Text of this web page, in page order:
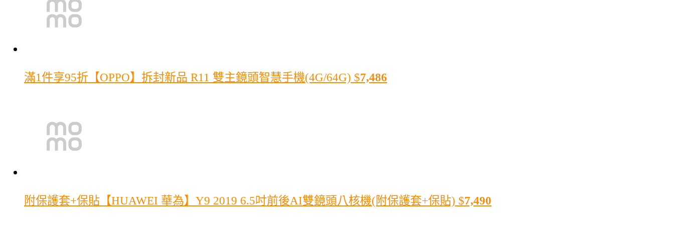
滿1件享95折 【OPPO】拆封新品 R11 雙主鏡頭智慧手機(4G/64G) $7,486
附保護套+保貼 【HUAWEI 華為】Y9 2019 6.5吋前後AI雙鏡頭八核機(附保護套+保貼) $7,490